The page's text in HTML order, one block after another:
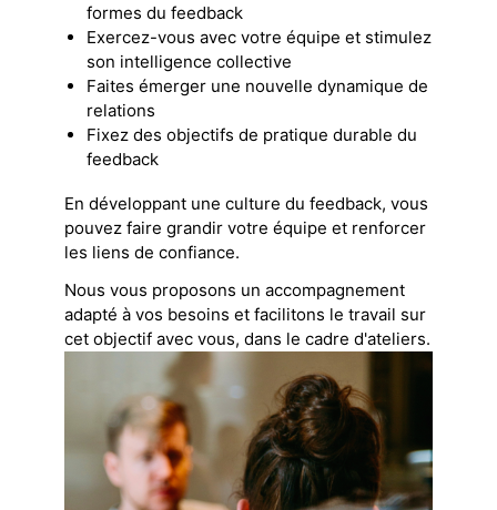
formes du feedback
Exercez-vous avec votre équipe et stimulez
son intelligence collective
Faites émerger une nouvelle dynamique de
relations
Fixez des objectifs de pratique durable du
feedback
En développant une culture du feedback, vous
pouvez faire grandir votre équipe et renforcer
les liens de confiance.
Nous vous proposons un accompagnement
adapté à vos besoins et facilitons le travail sur
cet objectif avec vous, dans le cadre d'ateliers.